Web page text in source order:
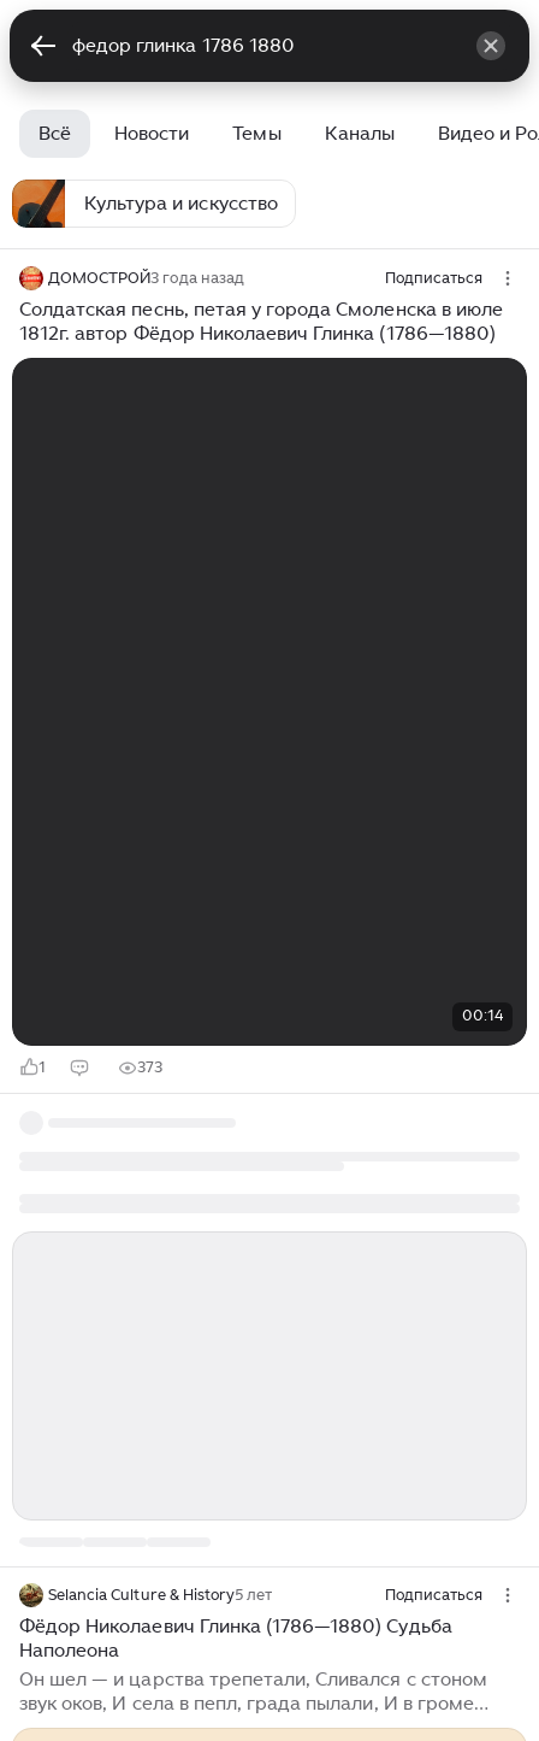
Всё Новости Темы Каналы Видео и
Культура и искусство
ДОМОСТРОЙ3 года назад Подписаться
Солдатская песнь, петая у города Смоленска в июле
1812г. автор Фёдор Николаевич Глинка (1786—1880)
00:14
1 373
Selancia Culture & History5 лет Подписаться
Фёдор Николаевич Глинка (1786—1880) Судьба
Наполеона
Он шел — и царства трепетали, Сливался с стоном
звук оков, И села в пепл, града пылали, И в громе
битв кипела кровь;